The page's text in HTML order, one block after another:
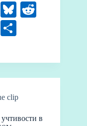
T
u
m
Bl
C
ра
ви
ть
clip
в